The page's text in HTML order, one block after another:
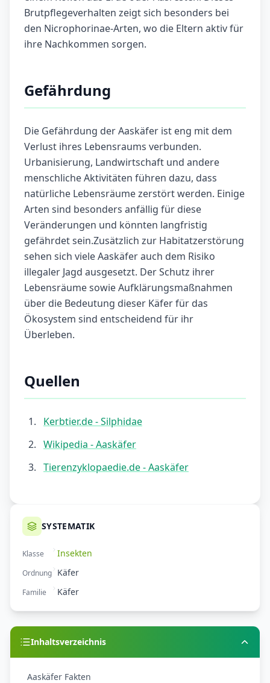
Brutpflegeverhalten zeigt sich besonders bei
den Nicrophorinae-Arten, wo die Eltern aktiv für
ihre Nachkommen sorgen.
Gefährdung
Die Gefährdung der Aaskäfer ist eng mit dem
Verlust ihres Lebensraums verbunden.
Urbanisierung, Landwirtschaft und andere
menschliche Aktivitäten führen dazu, dass
natürliche Lebensräume zerstört werden. Einige
Arten sind besonders anfällig für diese
Veränderungen und könnten langfristig
gefährdet sein.Zusätzlich zur Habitatzerstörung
sehen sich viele Aaskäfer auch dem Risiko
illegaler Jagd ausgesetzt. Der Schutz ihrer
Lebensräume sowie Aufklärungsmaßnahmen
über die Bedeutung dieser Käfer für das
Ökosystem sind entscheidend für ihr
Überleben.
Quellen
Kerbtier.de - Silphidae
Wikipedia - Aaskäfer
Tierenzyklopaedie.de - Aaskäfer
SYSTEMATIK
Klasse Insekten
Ordnung Käfer
Familie Käfer
Inhaltsverzeichnis
Aaskäfer Fakten